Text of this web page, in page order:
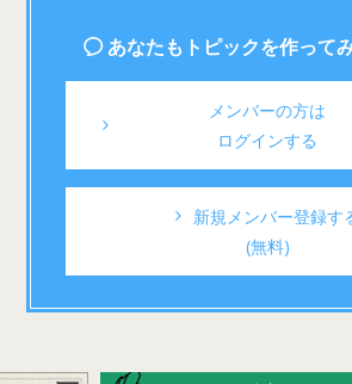
あなたもトピックを作って
メンバーの方は
ログインする
新規メンバー登録す
(無料)